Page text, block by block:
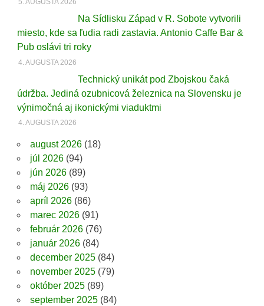
Na Sídlisku Západ v R. Sobote vytvorili
miesto, kde sa ľudia radi zastavia. Antonio Caffe Bar &
Pub oslávi tri roky
4. AUGUSTA 2026
Technický unikát pod Zbojskou čaká
údržba. Jediná ozubnicová železnica na Slovensku je
výnimočná aj ikonickými viaduktmi
4. AUGUSTA 2026
august 2026(18)
júl 2026(94)
jún 2026(89)
máj 2026(93)
apríl 2026(86)
marec 2026(91)
február 2026(76)
január 2026(84)
december 2025(84)
november 2025(79)
október 2025(89)
september 2025(84)